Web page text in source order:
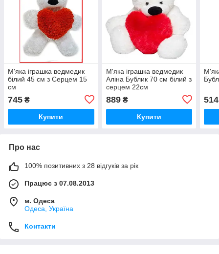
М'яка іграшка ведмедик
білий 45 см з Серцем 15
см
745 ₴
Купити
М'яка іграшка ведмедик
Аліна Бублик 70 см білий з
серцем 22см
889₴
Купити
514
Про нас
100% позитивних з 28 відгуків за рік
Працює з 07.08.2013
м. Одеса
Одеса, Україна
Контакти